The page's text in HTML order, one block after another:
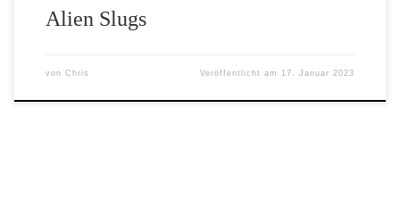
Alien Slugs
von Chris Veröffentlicht am 17. Januar 2023